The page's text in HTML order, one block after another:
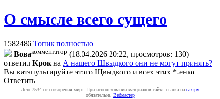
О смысле всего сущего
1582486 Топик полностью
Boвaкомментатор (18.04.2026 20:22, просмотров: 130)
ответил Kpoк на А нашего Швыдкого они не могут принять?
Вы катапультируйте этого Щвыдкого и всех этих *-енко.
Ответить
Лето 7534 от сотворения мира. При использовании материалов сайта ссылка на caxapу
обязательна. Вебмастер